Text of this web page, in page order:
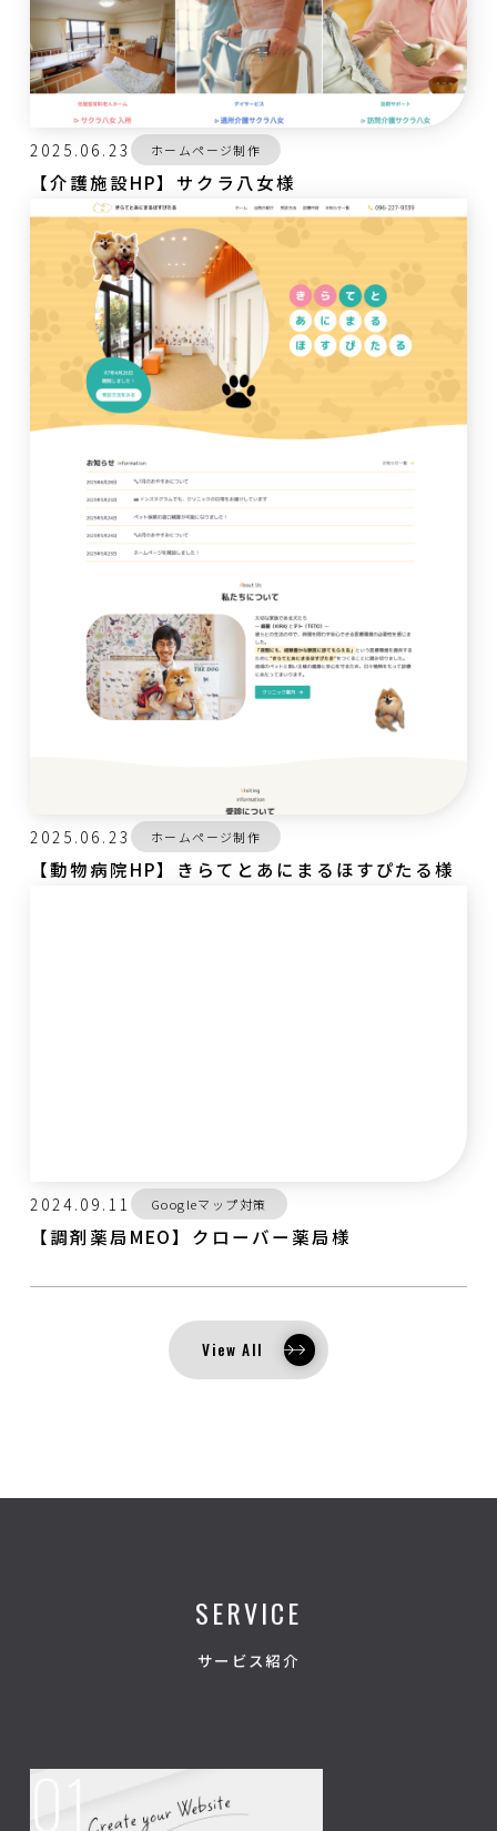
2025.06.23 ホームページ制作
【介護施設HP】サクラ八女様
2025.06.23 ホームページ制作
【動物病院HP】きらてとあにまるほすぴたる様
2024.09.11 Googleマップ対策
【調剤薬局MEO】クローバー薬局様
View All
SERVICE
サービス紹介
01